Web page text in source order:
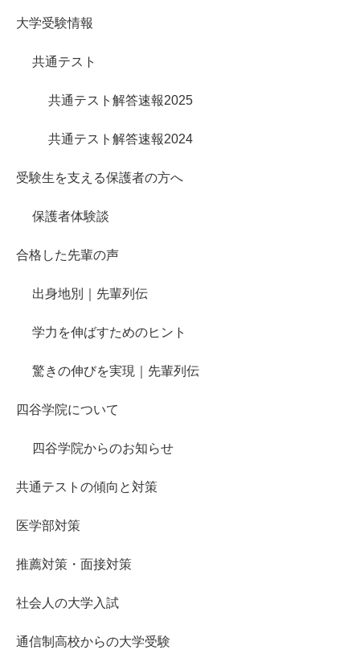
大学受験情報
共通テスト
共通テスト解答速報2025
共通テスト解答速報2024
受験生を支える保護者の方へ
保護者体験談
合格した先輩の声
出身地別｜先輩列伝
学力を伸ばすためのヒント
驚きの伸びを実現｜先輩列伝
四谷学院について
四谷学院からのお知らせ
共通テストの傾向と対策
医学部対策
推薦対策・面接対策
社会人の大学入試
通信制高校からの大学受験